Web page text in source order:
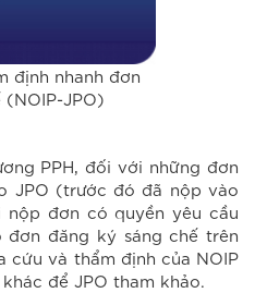
định nhanh đơn
JPO)
PPH, đối với những đơn
JPO (trước đó đã nộp vào
đơn có quyền yêu cầu
đơn đăng ký sáng chế trên
cứu và thẩm định của NOIP
để JPO tham khảo.